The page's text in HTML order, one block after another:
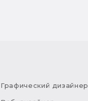
Графический дизайнер